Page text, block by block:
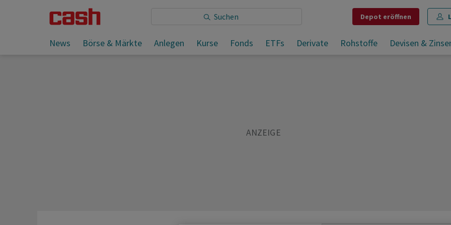
Depot eröffnen
News Börse & Märkte Anlegen Kurse Fonds ETFs Derivate Rohstoffe Devisen &
Sie lesen: Ifo-Geschäftsklima erholt sich weiter
Teilen Merken Drucken Kommentare